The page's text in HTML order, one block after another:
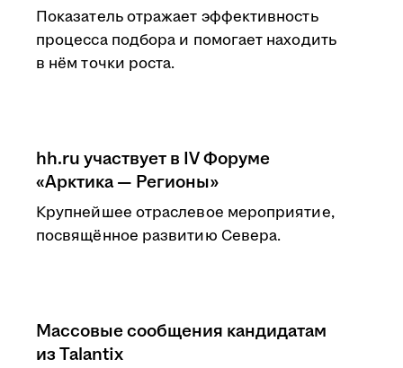
Показатель отражает эффективность
процесса подбора и помогает находить
в нём точки роста.
hh.ru участвует в IV Форуме
«Арктика — Регионы»
Крупнейшее отраслевое мероприятие,
посвящённое развитию Севера.
Массовые сообщения кандидатам
из Talantix